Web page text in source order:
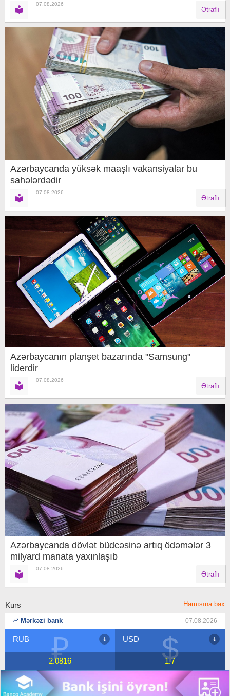
07.08.2026
Ətraflı
Azərbaycanda yüksək maaşlı vakansiyalar bu
sahələrdədir
07.08.2026
Ətraflı
Azərbaycanın planşet bazarında "Samsung"
liderdir
07.08.2026
Ətraflı
Azərbaycanda dövlət büdcəsinə artıq ödəmələr 3
milyard manata yaxınlaşıb
07.08.2026
Ətraflı
Kurs Hamısına bax
Mərkəzi bank 07.08.2026
$
USD
1.7 €
EUR
1.9591